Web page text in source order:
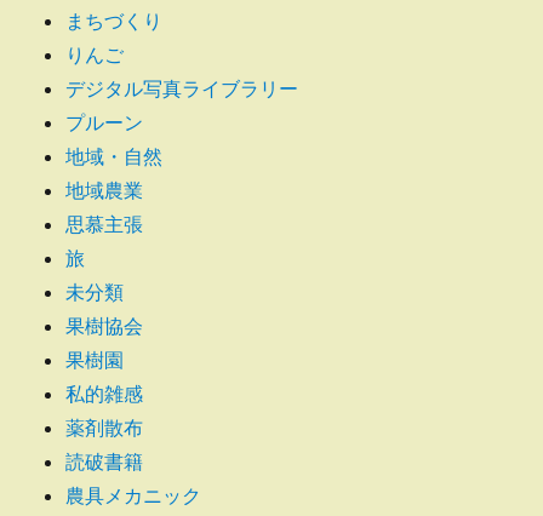
まちづくり
りんご
デジタル写真ライブラリー
プルーン
地域・自然
地域農業
思慕主張
旅
未分類
果樹協会
果樹園
私的雑感
薬剤散布
読破書籍
農具メカニック